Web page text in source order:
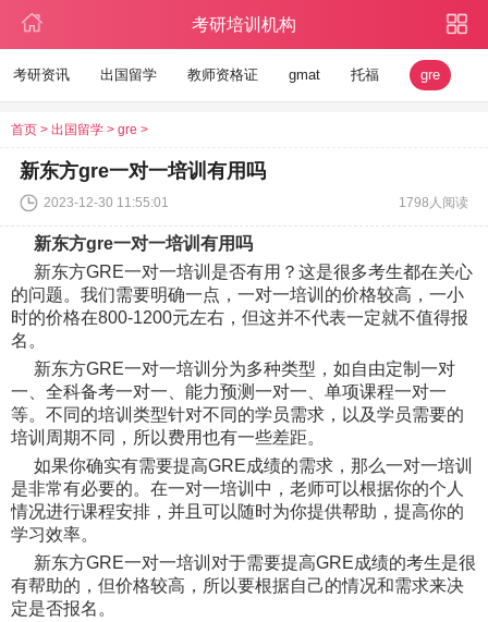
考研培训机构
考研资讯 出国留学 教师资格证 gmat 托福 gre
首页 > 出国留学 > gre >
新东方gre一对一培训有用吗
2023-12-30 11:55:01 1798人阅读
新东方gre一对一培训有用吗
新东方GRE一对一培训是否有用？这是很多考生都在关心
的问题。我们需要明确一点，一对一培训的价格较高，一小
时的价格在800-1200元左右，但这并不代表一定就不值得报
名。
新东方GRE一对一培训分为多种类型，如自由定制一对
一、全科备考一对一、能力预测一对一、单项课程一对一
等。不同的培训类型针对不同的学员需求，以及学员需要的
培训周期不同，所以费用也有一些差距。
如果你确实有需要提高GRE成绩的需求，那么一对一培训
是非常有必要的。在一对一培训中，老师可以根据你的个人
情况进行课程安排，并且可以随时为你提供帮助，提高你的
学习效率。
新东方GRE一对一培训对于需要提高GRE成绩的考生是很
有帮助的，但价格较高，所以要根据自己的情况和需求来决
定是否报名。